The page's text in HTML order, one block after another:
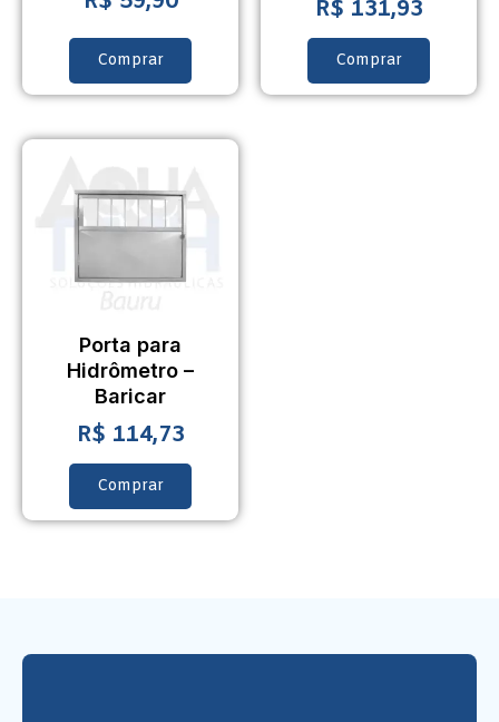
Comprar
R$ 131,93
Comprar
Porta para
Hidrômetro –
Baricar
R$ 114,73
Comprar